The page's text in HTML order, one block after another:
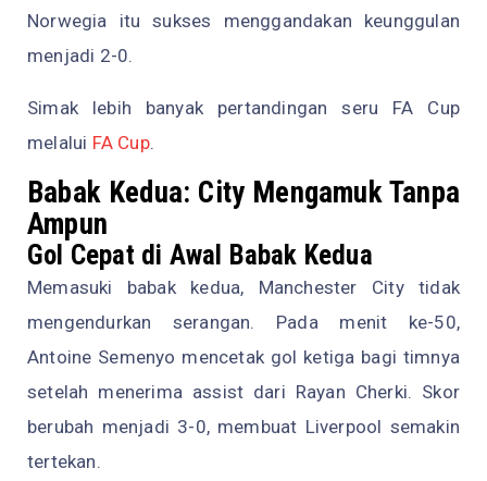
Norwegia itu sukses menggandakan keunggulan
menjadi 2-0.
Simak lebih banyak pertandingan seru FA Cup
melalui FA Cup.
Babak Kedua: City Mengamuk Tanpa
Ampun
Gol Cepat di Awal Babak Kedua
Memasuki babak kedua, Manchester City tidak
mengendurkan serangan. Pada menit ke-50,
Antoine Semenyo mencetak gol ketiga bagi timnya
setelah menerima assist dari Rayan Cherki. Skor
berubah menjadi 3-0, membuat Liverpool semakin
tertekan.